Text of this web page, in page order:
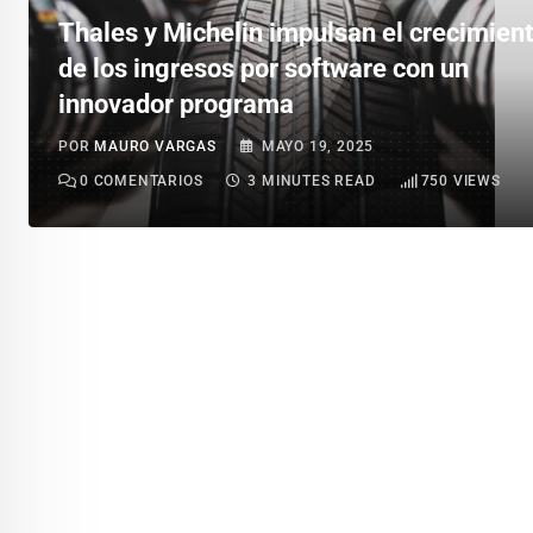
Thales y Michelin impulsan el
de los ingresos por software con un
innovador programa
PORMAURO VARGAS MAYO 19, 2025
0 COMENTARIOS 3 MINUTES READ 750 VIEWS